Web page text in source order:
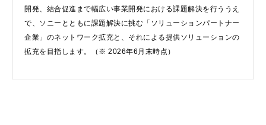
開発、結合促進まで幅広い事業開発における課題解決を行ううえ
で、ソニーとともに課題解決に挑む「ソリューションパートナー
企業」のネットワーク拡充と、それによる提供ソリューションの
拡充を目指します。（※ 2026年6月末時点）